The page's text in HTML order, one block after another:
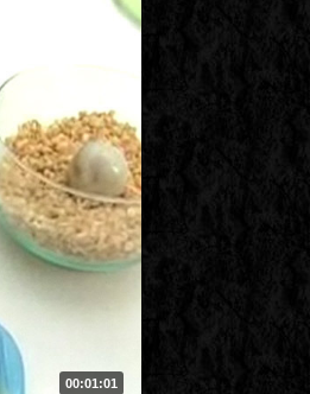
00:01:01